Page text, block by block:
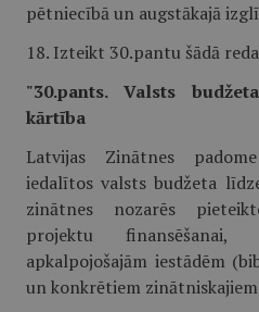
pētniecībā un augstākajā
18. Izteikt 30.pantu šādā
"30.pants. Valsts
kārtība
Latvijas Zinātnes
iedalītos valsts budžeta
zinātnes nozarēs
projektu finansēšanai,
apkalpojošajām iestādēm
un konkrētiem